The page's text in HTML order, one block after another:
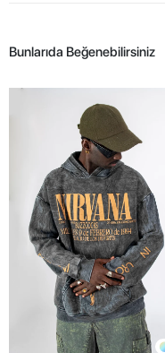
Bunlarıda Beğenebilirsiniz